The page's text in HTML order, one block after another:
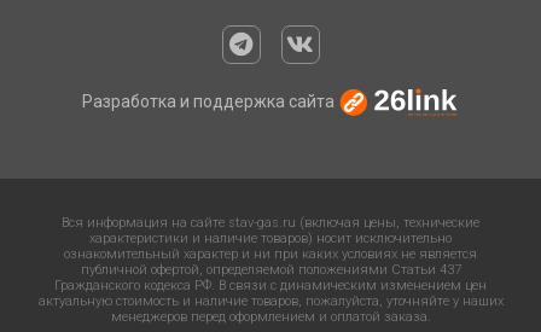
Разработка и поддержка сайта
Вся информация на сайте stav-gas.ru (включая цены, технические
характеристики и наличие товаров) носит исключительно
ознакомительный характер и ни при каких условиях не является
публичной офертой, определяемой положениями Статьи 437
Гражданского кодекса РФ. В связи с динамическим изменением цен
актуальную стоимость и наличие товаров, пожалуйста, уточняйте у наших
менеджеров перед оформлением и оплатой заказа.